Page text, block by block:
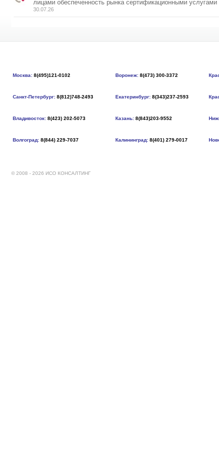
лицами обеспеченность рынка сертификационными услугами
30.07.26
Москва: 8(495)121-0102 Воронеж: 8(473) 300-3372
Санкт-Петербург: 8(812)748-2493 Екатеринбург: 8(343)237-2593
Владивосток: 8(423) 202-5073 Казань: 8(843)203-9552
Волгоград: 8(844) 229-7037 Калининград: 8(401) 279-0017
© 2008 - 2026 ИСО КОНСАЛТИНГ